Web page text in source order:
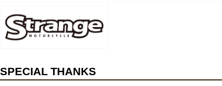
SPECIAL THANKS